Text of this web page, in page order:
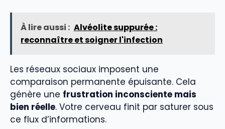
À lire aussi : Alvéolite suppurée :
reconnaître et soigner l'infection
Les réseaux sociaux imposent une
comparaison permanente épuisante. Cela
génère une frustration inconsciente mais
bien réelle. Votre cerveau finit par saturer sous
ce flux d’informations.